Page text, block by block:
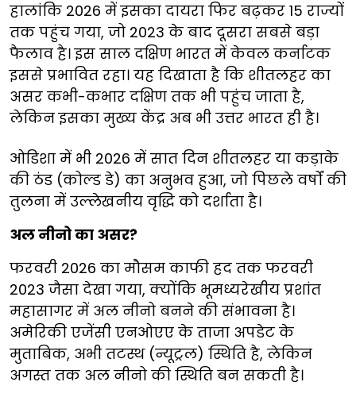
हालांकि 2026 में इसका दायरा फिर बढ़कर 15 राज्यों
तक पहुंच गया, जो 2023 के बाद दूसरा सबसे बड़ा
फैलाव है। इस साल दक्षिण भारत में केवल कर्नाटक
इससे प्रभावित रहा। यह दिखाता है कि शीतलहर का
असर कभी-कभार दक्षिण तक भी पहुंच जाता है,
लेकिन इसका मुख्य केंद्र अब भी उत्तर भारत ही है।
ओडिशा में भी 2026 में सात दिन शीतलहर या कड़ाके
की ठंड (कोल्ड डे) का अनुभव हुआ, जो पिछले वर्षों की
तुलना में उल्लेखनीय वृद्धि को दर्शाता है।
अल नीनो का असर?
फरवरी 2026 का मौसम काफी हद तक फरवरी
2023 जैसा देखा गया, क्योंकि भूमध्यरेखीय प्रशांत
महासागर में अल नीनो बनने की संभावना है।
अमेरिकी एजेंसी एनओएए के ताजा अपडेट के
मुताबिक, अभी तटस्थ (न्यूट्रल) स्थिति है, लेकिन
अगस्त तक अल नीनो की स्थिति बन सकती है।